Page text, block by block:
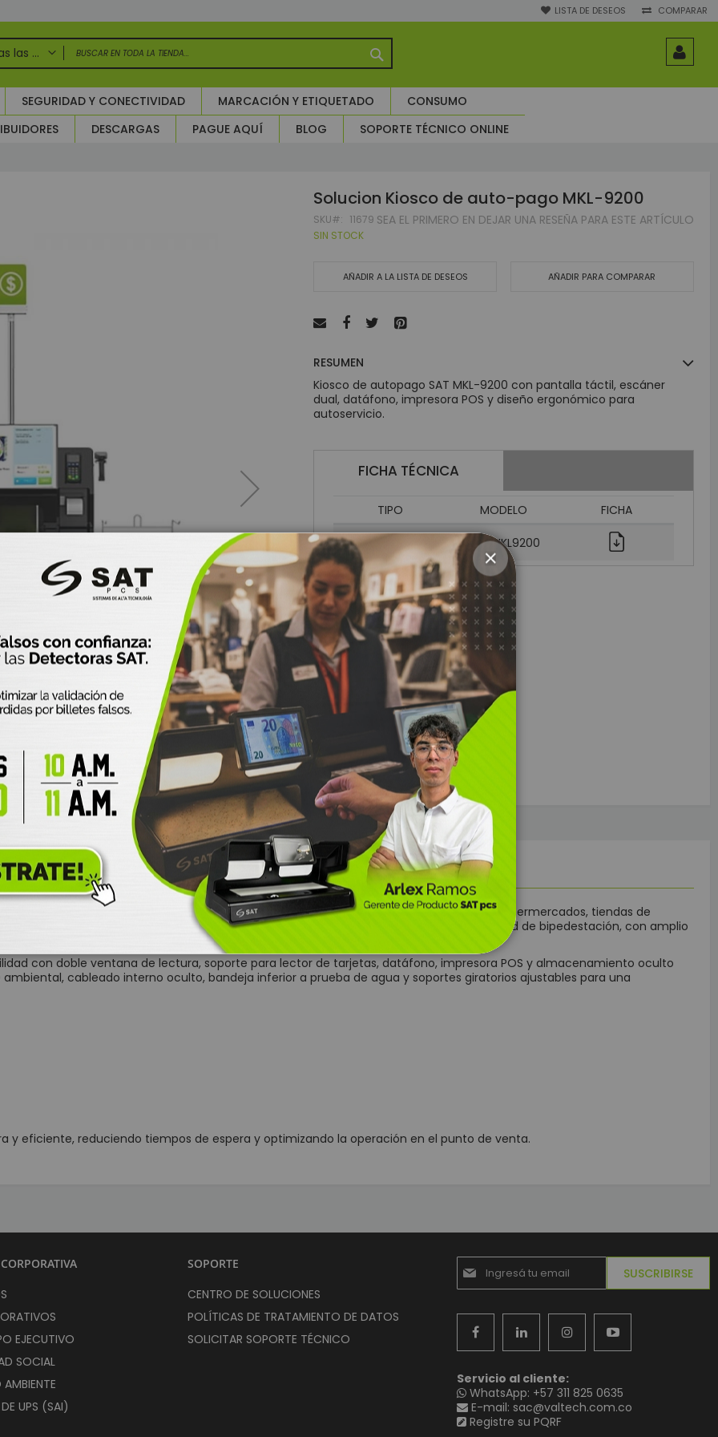
LISTA DE DESEOS COMPARAR
Todas las categorias
LAS CATEGORIAS
Electrónica
Grabadores IP - NVR
Grabadores Móviles
para CCTV
- Sistema de Alimentación Ininterrumpida
de respaldo
PVC para Carnetización
Adhesivas
de papel
o Cintas
de Limpieza
Portátiles
de Venta POS
y balanzas digitales
de Precios SATPCS
POS
Digitalizador de Firmas
Registradoras
Programables
Matriz de Punto
para Kioscos y Mecanismos
Touch
de Código de barras de mesa
Lector de Código de barras empotrables
Solar
Solares
Solares
Solares
y Marcación
de Etiquetas SAT
SEGURIDAD Y CONECTIVIDAD MARCACIÓN Y ETIQUETADO
CONSUMO
DESCARGAS PAGUE AQUÍ BLOG SOPORTE TÉCNICO ONLINE
de auto-pago MKL-9200
Solucion Kiosco de auto-pago MKL-9200
SKU 11679 SEA EL PRIMERO EN DEJAR UNA RESEÑA PARA ESTE ARTÍCULO
SIN STOCK
AÑADIR A LA LISTA DE DESEOS AÑADIR PARA COMPARAR
RESUMEN
Kiosco de autopago SAT MKL-9200 con pantalla táctil, escáner
dual, datáfono, impresora POS y diseño ergonómico para
autoservicio.
FICHA TÉCNICA
TIPO MODELO FICHA
Auto-pago SAT MKL9200
de última generación, diseñada para entornos comerciales de alto flujo como supermercados, tiendas de
estructura metálica robusta y ergonómica permite una operación cómoda en modalidad de bipedestación, con amplio
con doble ventana de lectura, soporte para lector de tarjetas, datáfono, impresora POS y almacenamiento oculto
cableado interno oculto, bandeja inferior a prueba de agua y soportes giratorios ajustables para una
y eficiente, reduciendo tiempos de espera y optimizando la operación en el punto de venta.
MÁS INFORMACIÓN DESCARGAS (0) COMENTARIOS
EJECUTIVO
SOCIAL
UPS (SAI)
SOPORTE
CENTRO DE SOLUCIONES
POLÍTICAS DE TRATAMIENTO DE DATOS
SOLICITAR SOPORTE TÉCNICO
al
boletín
SUSCRIBIRSE
Servicio al cliente:
WhatsApp: +57 311 825 0635
E-mail: sac@valtech.com.co
Registre su PQRF
CLOSE